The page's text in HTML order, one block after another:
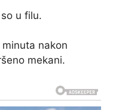
u filu.
nakon
mekani.